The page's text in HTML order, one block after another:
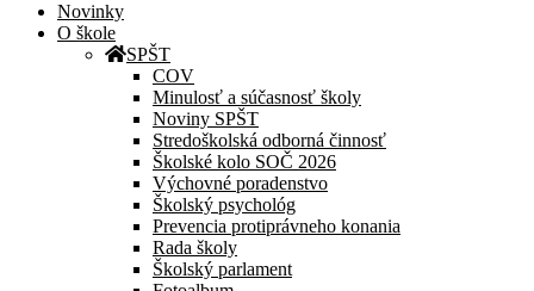
Novinky
O škole
SPŠT
COV
Minulosť a súčasnosť školy
Noviny SPŠT
Stredoškolská odborná činnosť
Školské kolo SOČ 2026
Výchovné poradenstvo
Školský psychológ
Prevencia protiprávneho konania
Rada školy
Školský parlament